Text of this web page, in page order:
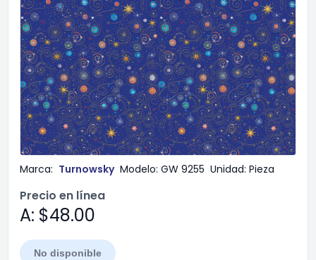
Marca: Turnowsky Modelo: GW 9255 Unidad: Pieza
Precio en línea
A: $48.00
No disponible